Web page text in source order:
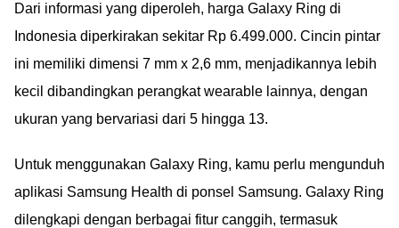
Dari informasi yang diperoleh, harga Galaxy Ring di
Indonesia diperkirakan sekitar Rp 6.499.000. Cincin pintar
ini memiliki dimensi 7 mm x 2,6 mm, menjadikannya lebih
kecil dibandingkan perangkat wearable lainnya, dengan
ukuran yang bervariasi dari 5 hingga 13.
Untuk menggunakan Galaxy Ring, kamu perlu mengunduh
aplikasi Samsung Health di ponsel Samsung. Galaxy Ring
dilengkapi dengan berbagai fitur canggih, termasuk